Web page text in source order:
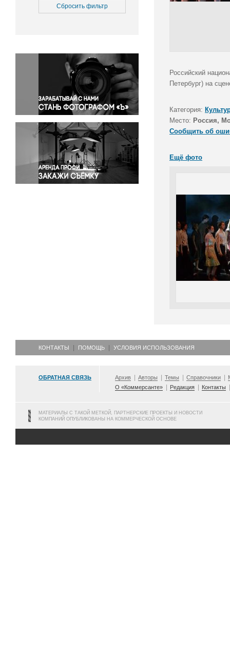
Медицина
Окружающая среда
Политика
Правосудие
Происшествия и конфликты
Религия
Светская жизнь
Спорт
Экология
Экономика и бизнес
Сбросить фильтр
Российский
Петербург) на
Категория:
Место: Россия,
Сообщить об
Ещё фото
КОНТАКТЫ ПОМОЩЬ УСЛОВИЯ ИСПОЛЬЗОВАНИЯ
ОБРАТНАЯ СВЯЗЬ Архив Авторы Темы Справочники
О «Коммерсанте»
Редакция Контакты
МАТЕРИАЛЫ С ТАКОЙ МЕТКОЙ, ПАРТНЕРСКИЕ ПРОЕКТЫ И НОВОСТИ
КОМПАНИЙ ОПУБЛИКОВАНЫ НА КОММЕРЧЕСКОЙ ОСНОВЕ